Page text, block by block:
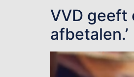
VVD geeft
afbetalen.’